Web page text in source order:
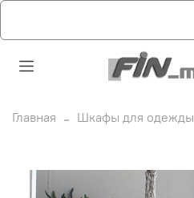
Главная Шкафы для одежды